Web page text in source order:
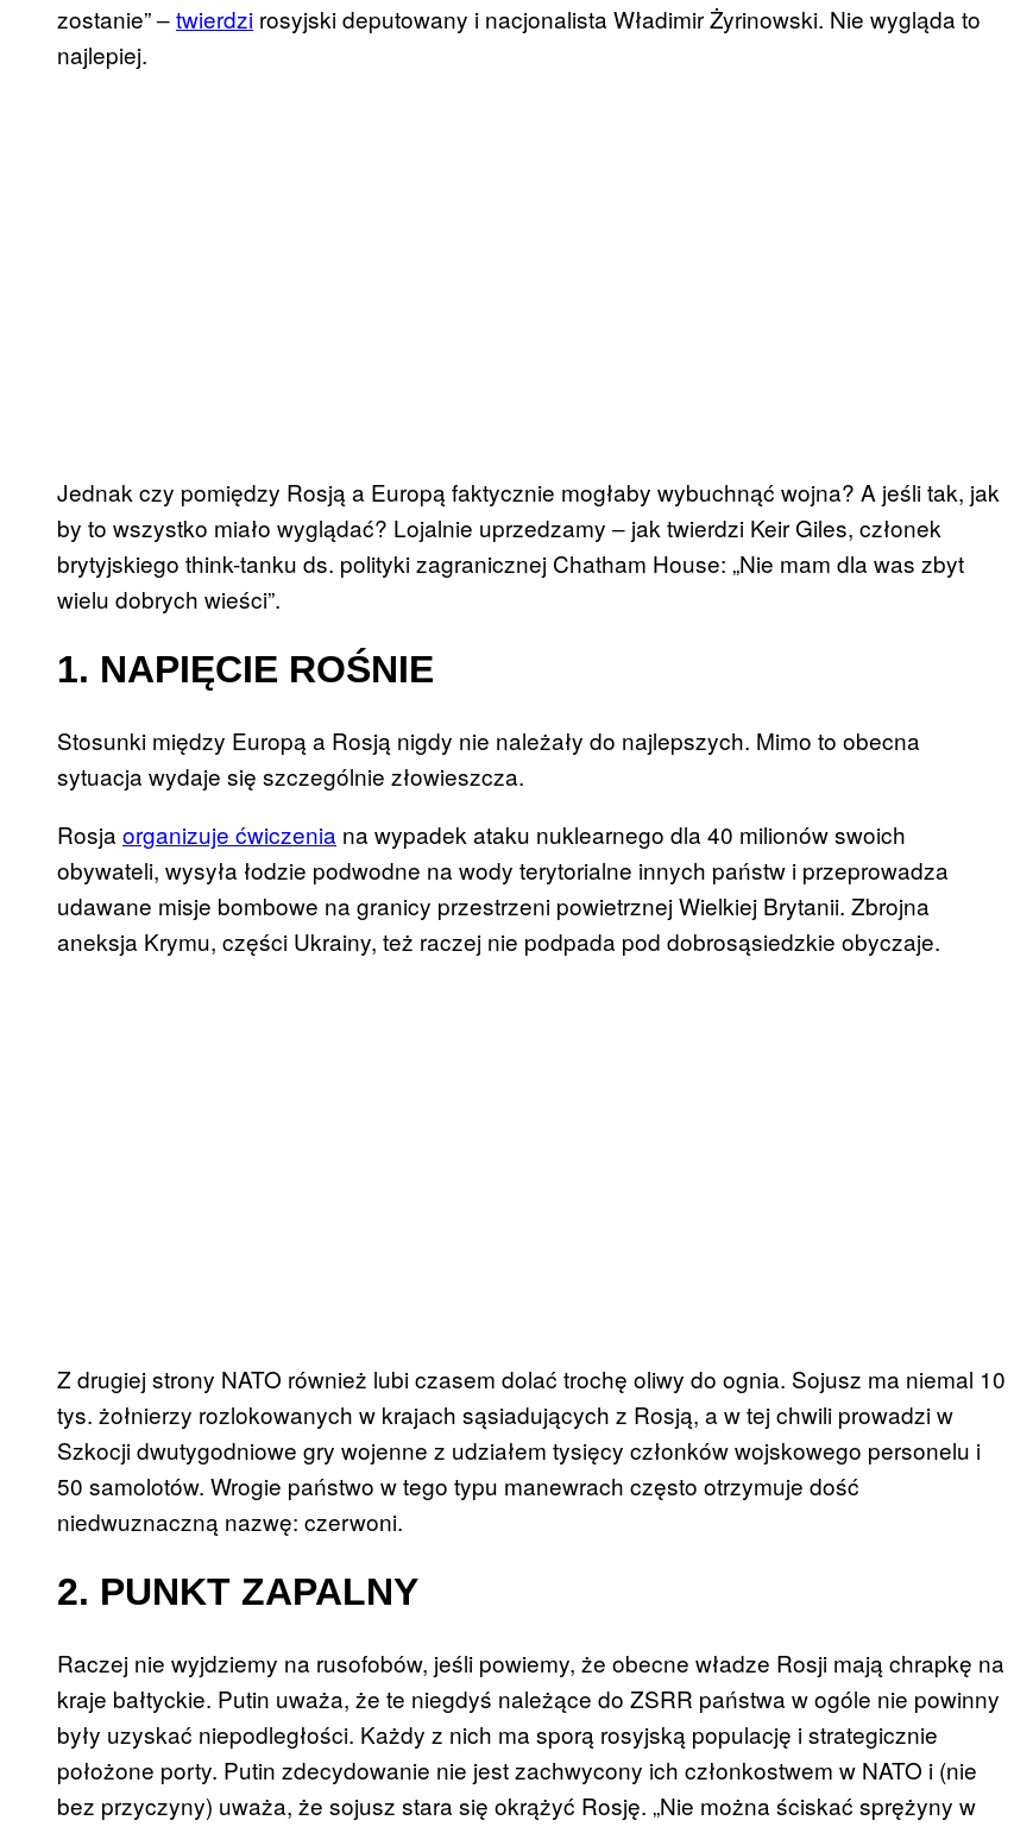
zostanie” ‒twierdzi rosyjski deputowany i nacjonalista Władimir Żyrinowski. Nie wygląda to
najlepiej.
Jednak czy pomiędzy Rosją a Europą faktycznie mogłaby wybuchnąć wojna? A jeśli tak, jak
by to wszystko miało wyglądać? Lojalnie uprzedzamy ‒ jak twierdzi Keir Giles, członek
brytyjskiego think-tanku ds. polityki zagranicznej Chatham House: „Nie mam dla was zbyt
wielu dobrych wieści”.
1. NAPIĘCIE ROŚNIE
Stosunki między Europą a Rosją nigdy nie należały do najlepszych. Mimo to obecna
sytuacja wydaje się szczególnie złowieszcza.
Rosja organizuje ćwiczenia na wypadek ataku nuklearnego dla 40 milionów swoich
obywateli, wysyła łodzie podwodne na wody terytorialne innych państw i przeprowadza
udawane misje bombowe na granicy przestrzeni powietrznej Wielkiej Brytanii. Zbrojna
aneksja Krymu, części Ukrainy, też raczej nie podpada pod dobrosąsiedzkie obyczaje.
Z drugiej strony NATO również lubi czasem dolać trochę oliwy do ognia. Sojusz ma niemal 10
tys. żołnierzy rozlokowanych w krajach sąsiadujących z Rosją, a w tej chwili prowadzi w
Szkocji dwutygodniowe gry wojenne z udziałem tysięcy członków wojskowego personelu i
50 samolotów. Wrogie państwo w tego typu manewrach często otrzymuje dość
niedwuznaczną nazwę: czerwoni.
2. PUNKT ZAPALNY
Raczej nie wyjdziemy na rusofobów, jeśli powiemy, że obecne władze Rosji mają chrapkę na
kraje bałtyckie. Putin uważa, że te niegdyś należące do ZSRR państwa w ogóle nie powinny
były uzyskać niepodległości. Każdy z nich ma sporą rosyjską populację i strategicznie
położone porty. Putin zdecydowanie nie jest zachwycony ich członkostwem w NATO i (nie
bez przyczyny) uważa, że sojusz stara się okrążyć Rosję. „Nie można ściskać sprężyny w